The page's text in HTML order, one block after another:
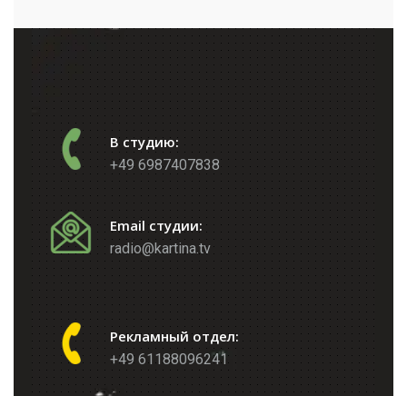
В студию:
+49 6987407838
Email студии:
radio@kartina.tv
Рекламный отдел:
+49 61188096241